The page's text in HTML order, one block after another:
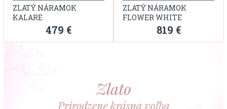
ZLATÝ NÁRAMOK
KALARE
479 €
ZLATÝ NÁRAMOK
FLOWER WHITE
819 €